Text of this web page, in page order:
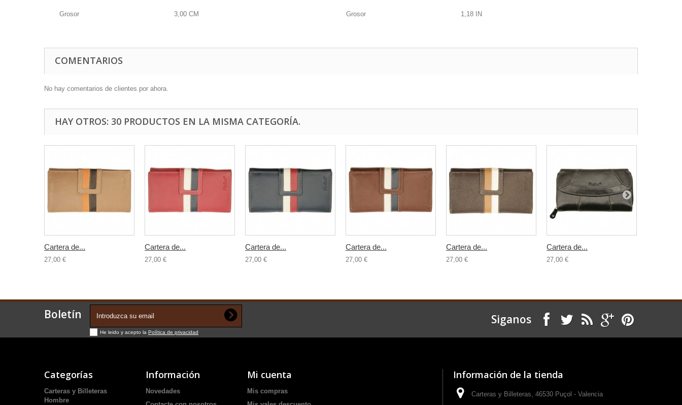
Grosor 3,00 CM Grosor 1,18 IN
COMENTARIOS
No hay comentarios de clientes por ahora.
HAY OTROS: 30 PRODUCTOS EN LA MISMA CATEGORÍA.
Cartera de...
27,00 €
Cartera de...
27,00 €
Cartera de...
27,00 €
Cartera de...
27,00 €
Cartera de...
27,00 €
Cartera de...
27,00 €
Boletín
He leido y acepto la Política de privacidad
Siganos
Categorías
Carteras y Billeteras
Hombre
Información
Novedades
Mi cuenta
Mis compras
Información de la tienda
Carteras y Billeteras, 46530 Puçol - Valencia